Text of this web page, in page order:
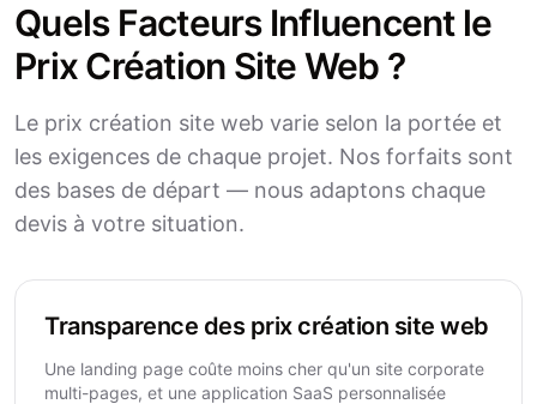
Quels Facteurs Influencent le
Prix Création Site Web ?
Le prix création site web varie selon la portée et
les exigences de chaque projet. Nos forfaits sont
des bases de départ — nous adaptons chaque
devis à votre situation.
Transparence des prix création site web
Une landing page coûte moins cher qu'un site corporate
multi-pages, et une application SaaS personnalisée